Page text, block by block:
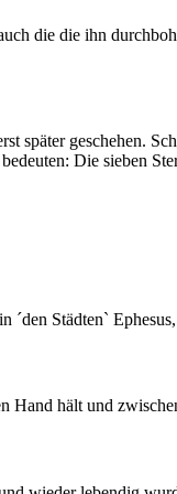
die die ihn
geschehen.
Die sieben
´den Städten`
hält und